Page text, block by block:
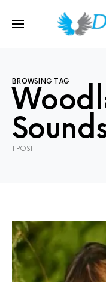
BROWSING TAG
1 POST